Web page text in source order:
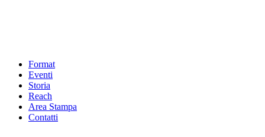
Format
Eventi
Storia
Reach
Area Stampa
Contatti